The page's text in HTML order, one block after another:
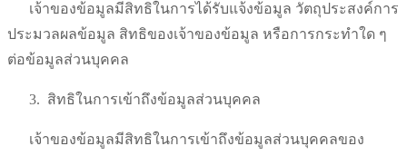
เจ้าของข้อมูลมีสิทธิในการได้รับแจ้งข้อมูล วัตถุประสงค์การ
ประมวลผลข้อมูล สิทธิของเจ้าของข้อมูล หรือการกระทำใด ๆ
ต่อข้อมูลส่วนบุคคล
3. สิทธิในการเข้าถึงข้อมูลส่วนบุคคล
เจ้าของข้อมูลมีสิทธิในการเข้าถึงข้อมูลส่วนบุคคลของ